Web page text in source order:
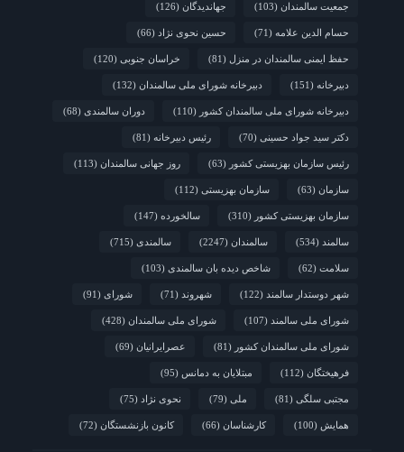
جمعیت سالمندان (103) جهاندیدگان (126)
حسام الدین علامه (71) حسین نحوی نژاد (66)
حفظ ایمنی سالمندان در منزل (81) خراسان جنوبی (120)
دبیرخانه (151) دبیرخانه شورای ملی سالمندان (132)
دبیرخانه شورای ملی سالمندان کشور (110) دوران سالمندی (68)
دکتر سید جواد حسینی (70) رئیس دبیرخانه (81)
رئیس سازمان بهزیستی کشور (63) روز جهانی سالمندان (113)
سازمان (63) سازمان بهزیستی (112)
سازمان بهزیستی کشور (310) سالخورده (147)
سالمند (534) سالمندان (2247) سالمندی (715)
سلامت (62) شاخص دیده بان سالمندی (103)
شهر دوستدار سالمند (122) شهروند (71) شورای (91)
شورای ملی سالمند (107) شورای ملی سالمندان (428)
شورای ملی سالمندان کشور (81) عصرایرانیان (69)
فرهیختگان (112) مبتلایان به دمانس (95)
مجتبی سلگی (81) ملی (79) نحوی نژاد (75)
همایش (100) کارشناسان (66) کانون بازنشستگان (72)